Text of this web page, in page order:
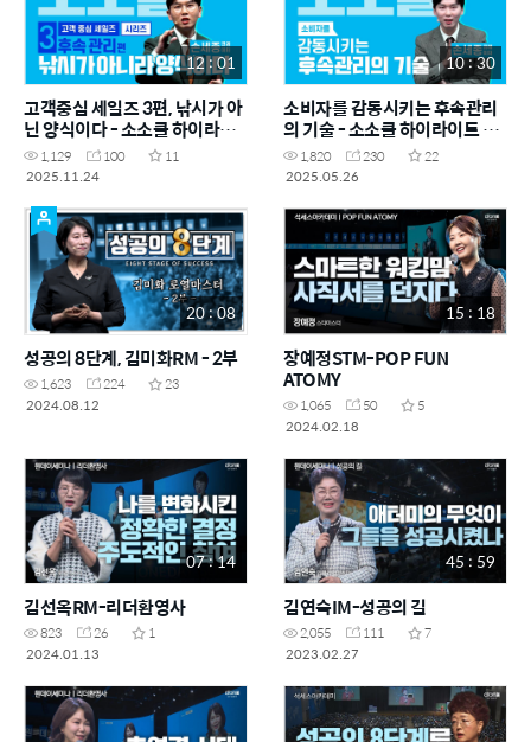
12 : 01
고객중심 세일즈 3편, 낚시가 아
닌 양식이다 - 소소클 하이라이
트 맛보기
1,129 100
11
2025.11.24
10 : 30
소비자를 감동시키는 후속관리
의 기술 - 소소클 하이라이트 맛
보기1,820 230
22
2025.05.26
20 : 08
성공의 8단계, 김미화RM - 2부
1,623 224
23
2024.08.12
15 : 18
장예정STM-POP FUN
ATOMY
1,065 50
5
2024.02.18
07 : 14
김선옥RM-리더환영사
823 26
1
2024.01.13
45 : 59
김연숙IM-성공의 길
2,055 111
7
2023.02.27